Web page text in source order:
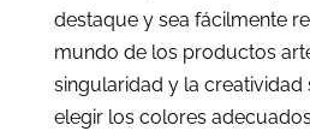
destaque y sea fácilmente
mundo de los productos
singularidad y la creatividad
elegir los colores